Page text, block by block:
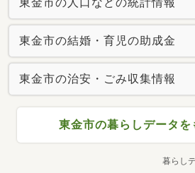
東金市の結婚・育児の助成金
東金市の治安・ごみ収集情報
東金市の暮らしデータを
暮らし